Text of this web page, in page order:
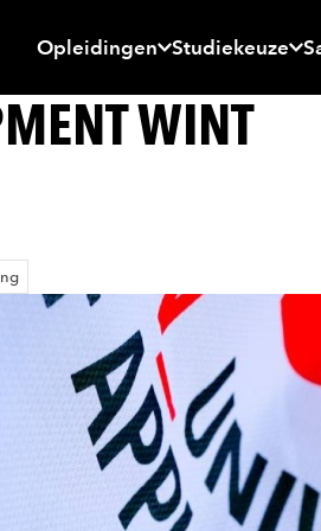
Opleidingen Studiekeuze
WINT